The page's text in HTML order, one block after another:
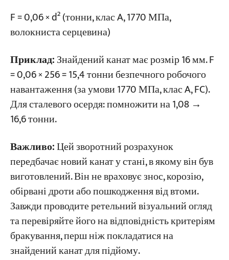
F = 0,06 × d² (тонни, клас A, 1770 МПа,
волокниста серцевина)
Приклад:Знайдений канат має розмір 16 мм. F
= 0,06 × 256 = 15,4 тонни безпечного робочого
навантаження (за умови 1770 МПа, клас A, FC).
Для сталевого осердя: помножити на 1,08 →
16,6 тонни.
Важливо:Цей зворотний розрахунок
передбачає новий канат у стані, в якому він був
виготовлений. Він не враховує знос, корозію,
обірвані дроти або пошкодження від втоми.
Завжди проводите ретельний візуальний огляд
та перевіряйте його на відповідність критеріям
бракування, перш ніж покладатися на
знайдений канат для підйому.